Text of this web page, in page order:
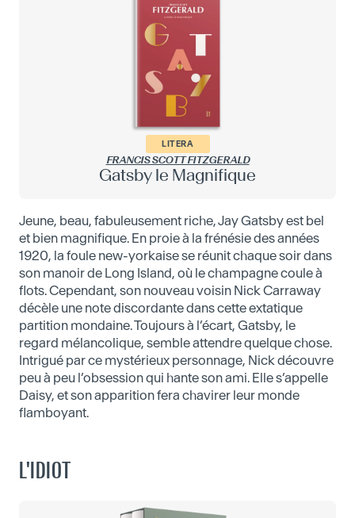
LITERA
FRANCIS SCOTT FITZGERALD
Gatsby le Magnifique
Jeune, beau, fabuleusement riche, Jay Gatsby est bel
et bien magnifique. En proie à la frénésie des années
1920, la foule new-yorkaise se réunit chaque soir dans
son manoir de Long Island, où le champagne coule à
flots. Cependant, son nouveau voisin Nick Carraway
décèle une note discordante dans cette extatique
partition mondaine. Toujours à l’écart, Gatsby, le
regard mélancolique, semble attendre quelque chose.
Intrigué par ce mystérieux personnage, Nick découvre
peu à peu l’obsession qui hante son ami. Elle s’appelle
Daisy, et son apparition fera chavirer leur monde
flamboyant.
L'IDIOT